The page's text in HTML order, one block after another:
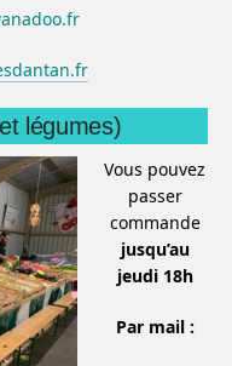
légumes)
Vous pouvez
passer
commande
jusqu’au
jeudi 18h
Par mail :